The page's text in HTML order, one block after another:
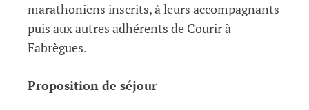
marathoniens inscrits, à leurs accompagnants
puis aux autres adhérents de Courir à
Fabrègues.
Proposition de séjour